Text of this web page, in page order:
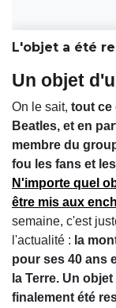
L'objet a été
Un objet
On le sait, tout ce
Beatles, et en
membre du
fou les fans et
N'importe quel
être mis aux
semaine, c'est
l'actualité : la
pour ses 40 ans
la Terre. Un
finalement été